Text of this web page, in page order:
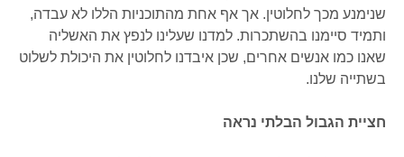
שנימנע מכך לחלוטין. אך אף אחת מהתוכניות הללו לא עבדה,
ותמיד סיימנו בהשתכרות. למדנו שעלינו לנפץ את האשליה
שאנו כמו אנשים אחרים, שכן איבדנו לחלוטין את היכולת לשלוט
בשתייה שלנו.
חציית הגבול הבלתי נראה